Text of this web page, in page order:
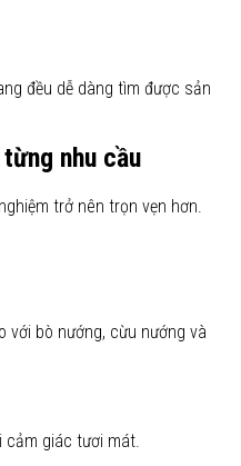
đều dễ dàng tìm được sản
nhu cầu
trở nên trọn vẹn hơn.
với bò nướng, cừu nướng và
cảm giác tươi mát.